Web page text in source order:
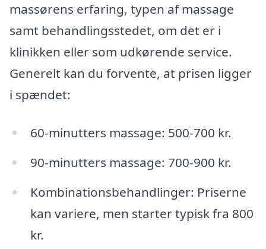
massørens erfaring, typen af massage
samt behandlingsstedet, om det er i
klinikken eller som udkørende service.
Generelt kan du forvente, at prisen ligger
i spændet:
60-minutters massage: 500-700 kr.
90-minutters massage: 700-900 kr.
Kombinationsbehandlinger: Priserne
kan variere, men starter typisk fra 800
kr.